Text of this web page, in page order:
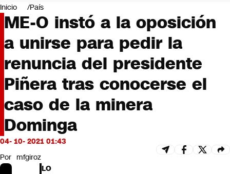
Negocios
Deportes
Programas completos
Cultura
Servicios
Bits
CNN Data
CNN tiempo
Opinión
Inicio País
ME-O instó a la oposición
a unirse para pedir la
renuncia del presidente
Piñera tras conocerse el
caso de la minera
Dominga
04- 10- 2021 01:43
Por mfgiroz
LO